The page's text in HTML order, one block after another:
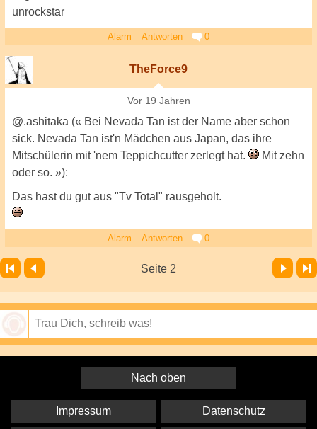
unrockstar
Alarm Antworten 0
TheForce9
Vor 19 Jahren
@.ashitaka (« Bei Nevada Tan ist der Name aber schon
sick. Nevada Tan ist'n Mädchen aus Japan, das ihre
Mitschülerin mit 'nem Teppichcutter zerlegt hat.
Mit zehn
oder so. »):
Das hast du gut aus "Tv Total" rausgeholt.
Alarm Antworten 0
Seite 2
Vor Letzte Seite
Nach oben
Impressum Datenschutz